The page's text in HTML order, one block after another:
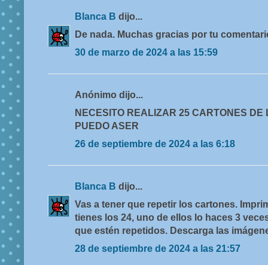
Blanca B dijo...
De nada. Muchas gracias por tu
30 de marzo de 2024 a las 15:59
Anónimo dijo...
NECESITO REALIZAR 25 CARTONES DE
PUEDO ASER
26 de septiembre de 2024 a las 6:18
Blanca B dijo...
Vas a tener que repetir los cartones.
tienes los 24, uno de ellos lo haces 3
que estén repetidos. Descarga las
28 de septiembre de 2024 a las 21:57